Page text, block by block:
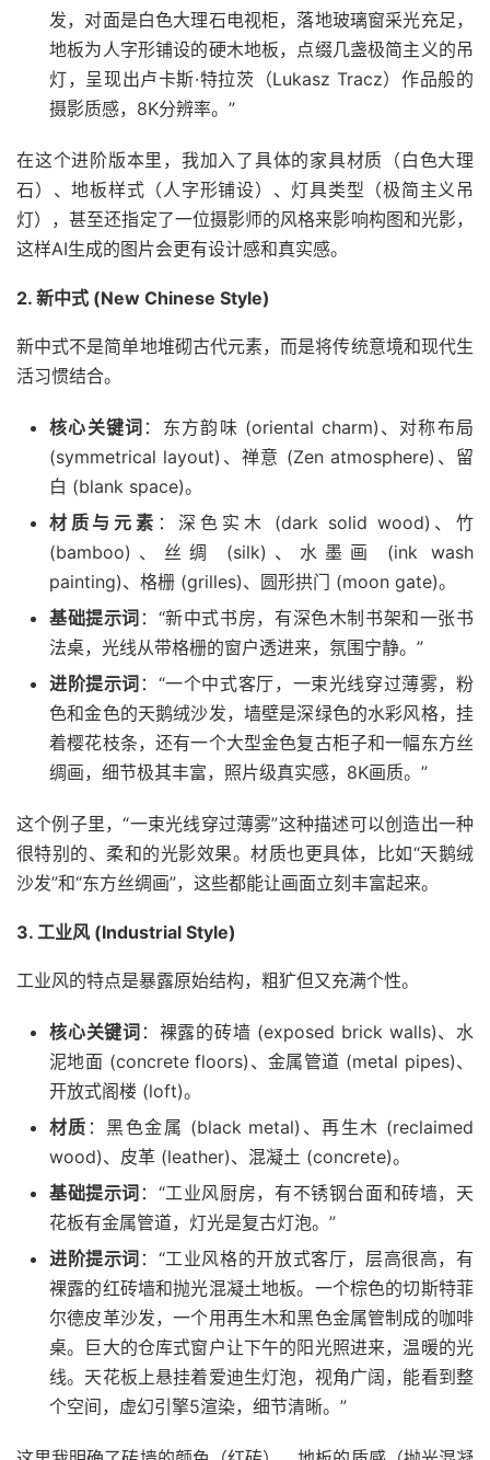
发，对面是白色大理石电视柜，落地玻璃窗采光充足，
地板为人字形铺设的硬木地板，点缀几盏极简主义的吊
灯，呈现出卢卡斯·特拉茨（Lukasz Tracz）作品般的
摄影质感，8K分辨率。”
在这个进阶版本里，我加入了具体的家具材质（白色大理
石）、地板样式（人字形铺设）、灯具类型（极简主义吊
灯），甚至还指定了一位摄影师的风格来影响构图和光影，
这样AI生成的图片会更有设计感和真实感。
2. 新中式 (New Chinese Style)
新中式不是简单地堆砌古代元素，而是将传统意境和现代生
活习惯结合。
核心关键词 ：东方韵味 (oriental charm)、对称布局
(symmetrical layout)、禅意 (Zen atmosphere)、留
白 (blank space)。
材质与元素 ：深色实木 (dark solid wood)、竹
(bamboo)、丝绸 (silk)、水墨画 (ink wash
painting)、格栅 (grilles)、圆形拱门 (moon gate)。
基础提示词 ：“新中式书房，有深色木制书架和一张书
法桌，光线从带格栅的窗户透进来，氛围宁静。”
进阶提示词 ：“一个中式客厅，一束光线穿过薄雾，粉
色和金色的天鹅绒沙发，墙壁是深绿色的水彩风格，挂
着樱花枝条，还有一个大型金色复古柜子和一幅东方丝
绸画，细节极其丰富，照片级真实感，8K画质。”
这个例子里，“一束光线穿过薄雾”这种描述可以创造出一种
很特别的、柔和的光影效果。材质也更具体，比如“天鹅绒
沙发”和“东方丝绸画”，这些都能让画面立刻丰富起来。
3. 工业风 (Industrial Style)
工业风的特点是暴露原始结构，粗犷但又充满个性。
核心关键词 ：裸露的砖墙 (exposed brick walls)、水
泥地面 (concrete floors)、金属管道 (metal pipes)、
开放式阁楼 (loft)。
材质 ：黑色金属 (black metal)、再生木 (reclaimed
wood)、皮革 (leather)、混凝土 (concrete)。
基础提示词 ：“工业风厨房，有不锈钢台面和砖墙，天
花板有金属管道，灯光是复古灯泡。”
进阶提示词 ：“工业风格的开放式客厅，层高很高，有
裸露的红砖墙和抛光混凝土地板。一个棕色的切斯特菲
尔德皮革沙发，一个用再生木和黑色金属管制成的咖啡
桌。巨大的仓库式窗户让下午的阳光照进来，温暖的光
线。天花板上悬挂着爱迪生灯泡，视角广阔，能看到整
个空间，虚幻引擎5渲染，细节清晰。”